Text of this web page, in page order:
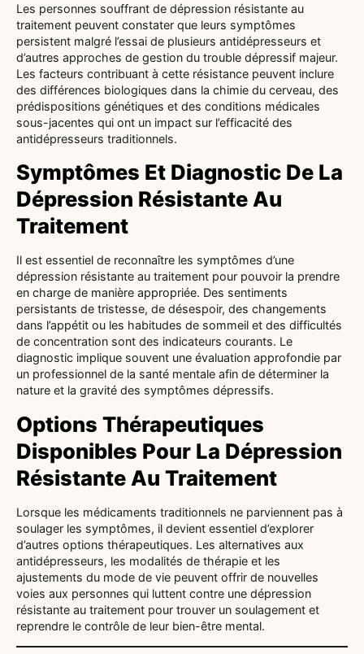
Les personnes souffrant de dépression résistante au
traitement peuvent constater que leurs symptômes
persistent malgré l’essai de plusieurs antidépresseurs et
d’autres approches de gestion du trouble dépressif majeur.
Les facteurs contribuant à cette résistance peuvent inclure
des différences biologiques dans la chimie du cerveau, des
prédispositions génétiques et des conditions médicales
sous-jacentes qui ont un impact sur l’efficacité des
antidépresseurs traditionnels.
Symptômes Et Diagnostic De La
Dépression Résistante Au
Traitement
Il est essentiel de reconnaître les symptômes d’une
dépression résistante au traitement pour pouvoir la prendre
en charge de manière appropriée. Des sentiments
persistants de tristesse, de désespoir, des changements
dans l’appétit ou les habitudes de sommeil et des difficultés
de concentration sont des indicateurs courants. Le
diagnostic implique souvent une évaluation approfondie par
un professionnel de la santé mentale afin de déterminer la
nature et la gravité des symptômes dépressifs.
Options Thérapeutiques
Disponibles Pour La Dépression
Résistante Au Traitement
Lorsque les médicaments traditionnels ne parviennent pas à
soulager les symptômes, il devient essentiel d’explorer
d’autres options thérapeutiques. Les alternatives aux
antidépresseurs, les modalités de thérapie et les
ajustements du mode de vie peuvent offrir de nouvelles
voies aux personnes qui luttent contre une dépression
résistante au traitement pour trouver un soulagement et
reprendre le contrôle de leur bien-être mental.